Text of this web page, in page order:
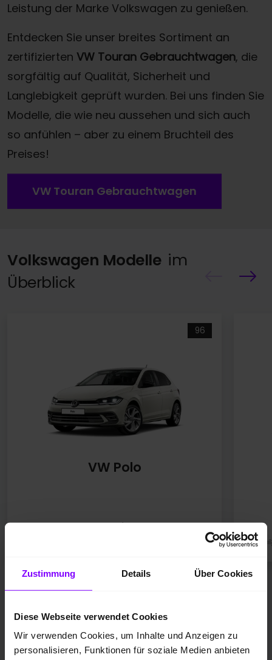
Zustimmung Details Über Cookies
Diese Webseite verwendet Cookies
Wir verwenden Cookies, um Inhalte und Anzeigen zu
personalisieren, Funktionen für soziale Medien anbieten
Leistung der Marke Volkswagen zu genießen.
Entdecken Sie unser breites Sortiment an
zertifizierten VW Touran Gebrauchtwagen, die
sorgfältig auf Qualität, Sicherheit und
Langlebigkeit geprüft wurden. Bei uns finden Sie
Modelle, die wie neu aussehen und sich auch
so anfühlen – aber zu einem Bruchteil des
Preises!
VW Touran Gebrauchtwagen
Volkswagen Modelle im
Überblick
96
VW Polo
VW Polo
Kraftstoffverbrauch / Stromverbrauch kombiniert